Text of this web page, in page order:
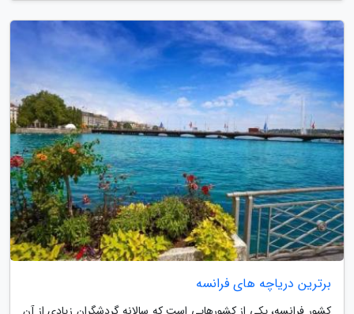
برترین دریاچه های فرانسه